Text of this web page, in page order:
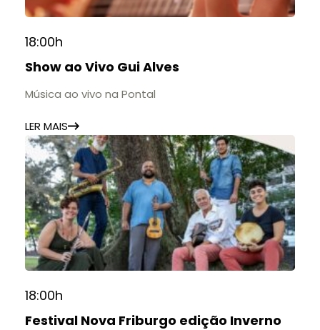
18:00h
Show ao Vivo Gui Alves
Música ao vivo na Pontal
LER MAIS
18:00h
Festival Nova Friburgo edição Inverno